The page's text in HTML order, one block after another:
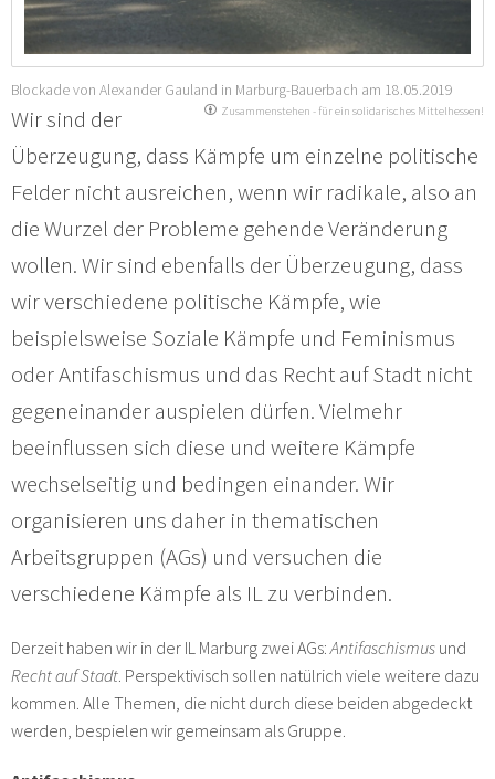
Blockade von Alexander Gauland in Marburg-Bauerbach am 18.05.2019
Zusammenstehen - für ein solidarisches Mittelhessen!
Wir sind der
Überzeugung, dass Kämpfe um einzelne politische
Felder nicht ausreichen, wenn wir radikale, also an
die Wurzel der Probleme gehende Veränderung
wollen. Wir sind ebenfalls der Überzeugung, dass
wir verschiedene politische Kämpfe, wie
beispielsweise Soziale Kämpfe und Feminismus
oder Antifaschismus und das Recht auf Stadt nicht
gegeneinander auspielen dürfen. Vielmehr
beeinflussen sich diese und weitere Kämpfe
wechselseitig und bedingen einander. Wir
organisieren uns daher in thematischen
Arbeitsgruppen (AGs) und versuchen die
verschiedene Kämpfe als IL zu verbinden.
Derzeit haben wir in der IL Marburg zwei AGs:Antifaschismus und
Recht auf Stadt. Perspektivisch sollen natülrich viele weitere dazu
kommen. Alle Themen, die nicht durch diese beiden abgedeckt
werden, bespielen wir gemeinsam als Gruppe.